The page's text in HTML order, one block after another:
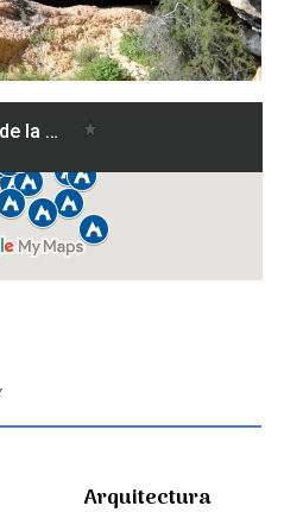
Arquitectura